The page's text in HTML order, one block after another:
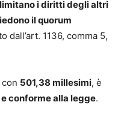
i diritti degli altri
il quorum
dall’art. 1136, comma 5,
501,38 millesimi, è
conforme alla legge.